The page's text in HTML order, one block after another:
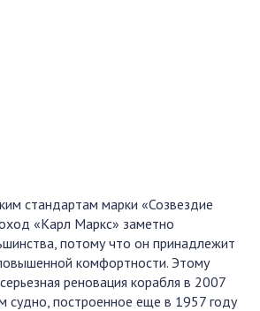
стандартам марки «Созвездие
«Карл Маркс» заметно
потому что он принадлежит
комфортности. Этому
реновация корабля в 2007
судно, построенное еще в 1957 году